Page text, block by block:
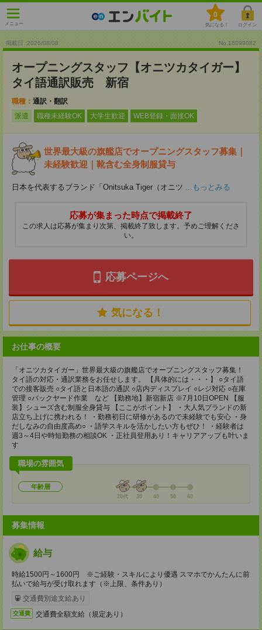
メニュー
0
気になる！ ログイン
掲載日 :2026/08/08 No.16099082
オープニングスタッフ【オニツカタイガー】
タイ語通訳販売 新宿
職種： 通訳・翻訳
派遣
職種未経験OK 大学生歓迎 WEB登録・面接OK
世界最大級の旗艦店でオープニングスタッフ募集｜
未経験歓迎｜靴含む全身制服貸与
日本を代表するブランド「Onitsuka Tiger（オニツ ...もっとみる
応募が集まった時点で掲載終了
この求人は応募が集まり次第、掲載終了致します。予めご理解くださ
い。
応募ページへ
気になる！
お仕事の概要
「オニツカタイガー」世界最大級の旗艦店でオープニングスタッフ募集！
タイ語の対応・通訳業務をお任せします。 【具体的には・・・】 ○タイ語
での接客販売 ○タイ語と日本語の通訳 ○店内ディスプレイ ○レジ対応 ○在庫
管理 ○バックヤード作業 など 【勤務地】新宿新店 ※7月10日OPEN 【服
装】シューズ含む制服全身貸与 【ここがポイント】 ・大人気ブランドの新
店立ち上げに携われる！ ・勤務初日に研修があるので未経験でも安心 ・身
だしなみの自由度高め○ ・語学スキルを活かしたい方もぜひ！ ・経験者は
週3～4日や時短勤務の相談OK ・正社員登用あり！キャリアアップも叶いま
す
職場の雰囲気
年齢層
20代 30 40 50 60
募集情報
給与
時給1500円～1600円 ※ご経験・スキルにより優遇 スマホでかんたんに前
払いで給与が受け取れます（※上限、条件あり）
交通費別途支給あり
交通費 交通費全額支給（規定あり）